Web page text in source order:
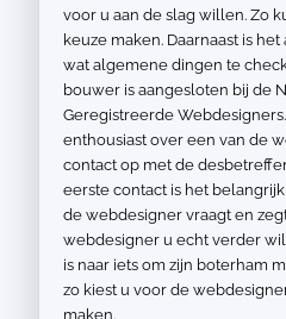
voor u aan de slag willen. Zo
keuze maken. Daarnaast is
wat algemene dingen te
bouwer is aangesloten bij de
Geregistreerde
enthousiast over een van de
contact op met de
eerste contact is het
de webdesigner vraagt en
webdesigner u echt verder
is naar iets om zijn boterham
zo kiest u voor de
maken.